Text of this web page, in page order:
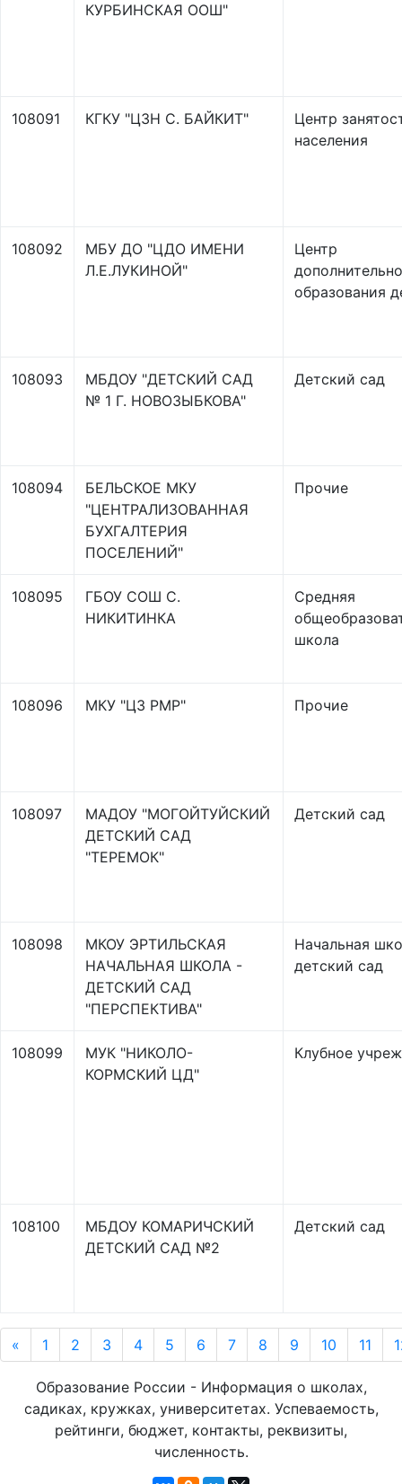
КУРБИНСКАЯ ООШ"
108091 КГКУ "ЦЗН С. БАЙКИТ"
Центр
населения
108092
МБУ ДО "ЦДО ИМЕНИ
Л.Е.ЛУКИНОЙ"
Центр
образования
108093
МБДОУ "ДЕТСКИЙ САД
№ 1 Г. НОВОЗЫБКОВА"
Детский сад
108094
БЕЛЬСКОЕ МКУ
"ЦЕНТРАЛИЗОВАННАЯ
БУХГАЛТЕРИЯ
ПОСЕЛЕНИЙ"
Прочие
108095
ГБОУ СОШ С.
НИКИТИНКА
Средняя
школа
108096 МКУ "ЦЗ РМР" Прочие
108097
МАДОУ "МОГОЙТУЙСКИЙ
ДЕТСКИЙ САД
"ТЕРЕМОК"
Детский сад
108098
МКОУ ЭРТИЛЬСКАЯ
НАЧАЛЬНАЯ ШКОЛА -
ДЕТСКИЙ САД
"ПЕРСПЕКТИВА"
Начальная
детский сад
108099
МУК "НИКОЛО-
КОРМСКИЙ ЦД"
Клубное
108100
МБДОУ КОМАРИЧСКИЙ
ДЕТСКИЙ САД №2
Детский сад
« 1 2 3 4 5 6 7 8 9 10 11
Образование России - Информация о школах,
садиках, кружках, университетах. Успеваемость,
рейтинги, бюджет, контакты, реквизиты,
численность.